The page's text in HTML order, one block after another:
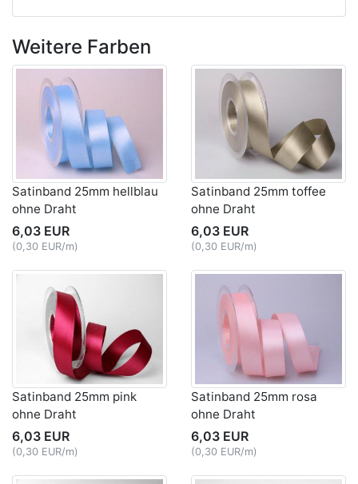
Weitere Farben
Satinband 25mm hellblau
ohne Draht
6,03 EUR
(0,30 EUR/m)
Satinband 25mm toffee
ohne Draht
6,03 EUR
(0,30 EUR/m)
Satinband 25mm pink
ohne Draht
6,03 EUR
(0,30 EUR/m)
Satinband 25mm rosa
ohne Draht
6,03 EUR
(0,30 EUR/m)